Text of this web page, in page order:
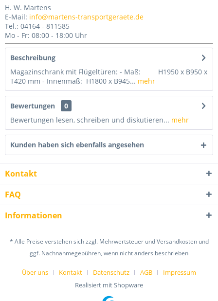
H. W. Martens
E-Mail: info@martens-transportgeraete.de
Tel.: 04164 - 811585
Mo - Fr: 08:00 - 18:00 Uhr
Beschreibung
Magazinschrank mit Flügeltüren: - Maß: H1950 x B950 x
T420 mm - Innenmaß: H1800 x B945... mehr
Bewertungen
0
Bewertungen lesen, schreiben und diskutieren... mehr
Kunden haben sich ebenfalls angesehen
Kontakt
FAQ
Informationen
* Alle Preise verstehen sich zzgl. Mehrwertsteuer und Versandkosten und
ggf. Nachnahmegebühren, wenn nicht anders beschrieben
Über uns Kontakt Datenschutz AGB
Impressum
Realisiert mit Shopware